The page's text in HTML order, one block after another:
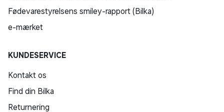
Fødevarestyrelsens smiley-rapport (Bilka)
e-mærket
KUNDESERVICE
Kontakt os
Find din Bilka
Returnering